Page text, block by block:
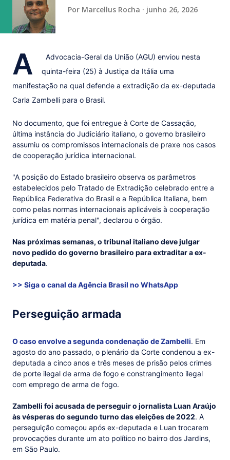
vaga na referência do ataque, com...
Por Marcellus Rocha junho 26, 2026
A
Advocacia-Geral da União (AGU) enviou nesta
quinta-feira (25) à Justiça da Itália uma
manifestação na qual defende a extradição da ex-deputada
Carla Zambelli para o Brasil.
No documento, que foi entregue à Corte de Cassação,
última instância do Judiciário italiano, o governo brasileiro
assumiu os compromissos internacionais de praxe nos casos
de cooperação jurídica internacional.
"A posição do Estado brasileiro observa os parâmetros
estabelecidos pelo Tratado de Extradição celebrado entre a
República Federativa do Brasil e a República Italiana, bem
como pelas normas internacionais aplicáveis à cooperação
jurídica em matéria penal", declarou o órgão.
Nas próximas semanas, o tribunal italiano deve julgar
novo pedido do governo brasileiro para extraditar a ex-
deputada.
>> Siga o canal daAgência Brasil no WhatsApp
Perseguição armada
O caso envolve a segunda condenação de Zambelli. Em
agosto do ano passado, o plenário da Corte condenou a ex-
deputada a cinco anos e três meses de prisão pelos crimes
de porte ilegal de arma de fogo e constrangimento ilegal
com emprego de arma de fogo.
Zambelli foi acusada de perseguir o jornalista Luan Araújo
às vésperas do segundo turno das eleições de 2022. A
perseguição começou após ex-deputada e Luan trocarem
provocações durante um ato político no bairro dos Jardins,
em São Paulo.